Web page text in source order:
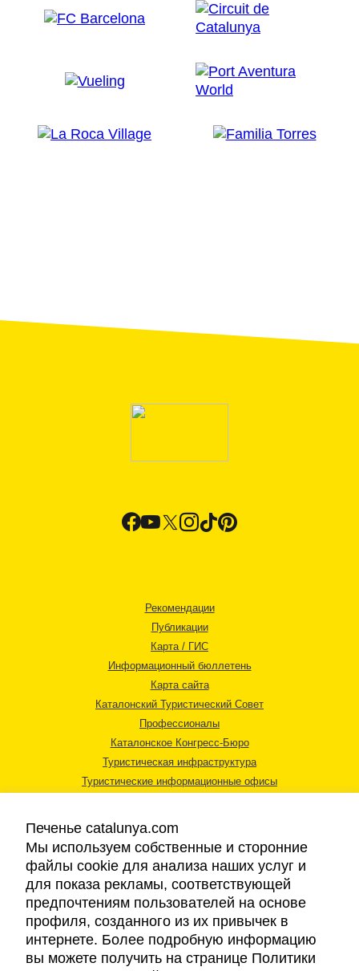
Рекомендации
Публикации
Карта / ГИС
Информационный бюллетень
Карта сайта
Каталонский Туристический Совет
Профессионалы
Каталонское Конгресс-Бюро
Туристическая инфраструктура
Туристические информационные офисы
Правовая информация
Cookies
Доступность
Печенье catalunya.com
Мы используем собственные и сторонние
файлы cookie для анализа наших услуг и
для показа рекламы, соответствующей
предпочтениям пользователей на основе
профиля, созданного из их привычек в
интернете. Более подробную информацию
вы можете получить на странице Политики